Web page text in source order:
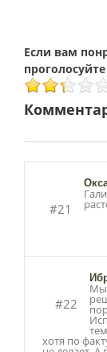
#21
#22
Мы
хотя по